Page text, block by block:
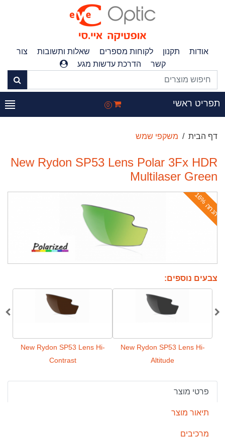
אודות תקנון לקוחות מספרים שאלות ותשובות
צור
קשר
הדרכת עדשות מגע
ראשי 0
דף הבית משקפי שמש
New Rydon SP53 Lens Polar 3Fx HDR
Multilaser Green
ה
נ
ח
ה
1
6
צבעים נוספים:
New Rydon SP53 Lens Hi-
Altitude
New Rydon SP53 Lens Hi-
Contrast
פרטי מוצר
תיאור מוצר
מרכיבים